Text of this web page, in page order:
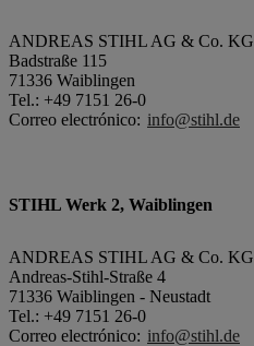
ANDREAS STIHL AG & Co. KG
Badstraße 115
71336 Waiblingen
Tel.: +49 7151 26-0
Correo electrónico: info@stihl.de
STIHL Werk 2, Waiblingen
ANDREAS STIHL AG & Co. KG
Andreas-Stihl-Straße 4
71336 Waiblingen - Neustadt
Tel.: +49 7151 26-0
Correo electrónico: info@stihl.de